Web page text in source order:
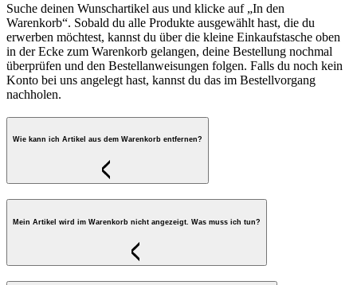
Suche deinen Wunschartikel aus und klicke auf „In den
Warenkorb“. Sobald du alle Produkte ausgewählt hast, die du
erwerben möchtest, kannst du über die kleine Einkaufstasche oben
in der Ecke zum Warenkorb gelangen, deine Bestellung nochmal
überprüfen und den Bestellanweisungen folgen. Falls du noch kein
Konto bei uns angelegt hast, kannst du das im Bestellvorgang
nachholen.
Wie kann ich Artikel aus dem Warenkorb entfernen?
Mein Artikel wird im Warenkorb nicht angezeigt. Was muss ich tun?